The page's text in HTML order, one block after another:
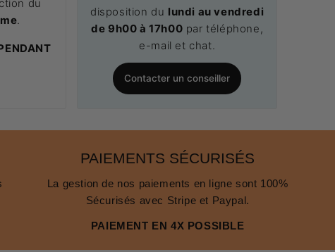
du
disposition du lundi au vendredi
de 9h00 à 17h00 par téléphone,
e-mail et chat.
Contacter un conseiller
PAIEMENTS SÉCURISÉS
La gestion de nos paiements en ligne sont 100%
Sécurisés avec Stripe et Paypal.
PAIEMENT EN 4X POSSIBLE